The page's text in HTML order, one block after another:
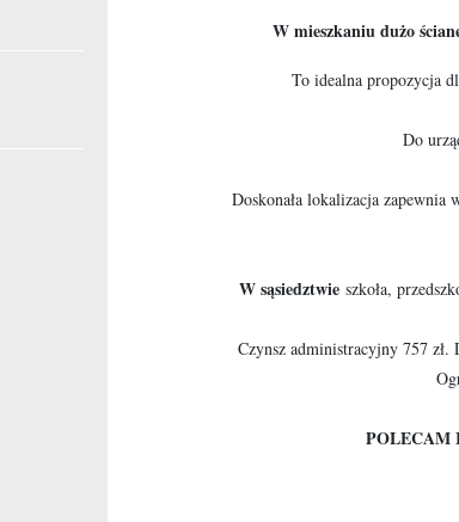
W mieszkaniu dużo
To idealna propozycja
Do
Doskonała lokalizacja zapewnia
W sąsiedztwieszkoła,
Czynsz administracyjny 757 zł.
POLECAM